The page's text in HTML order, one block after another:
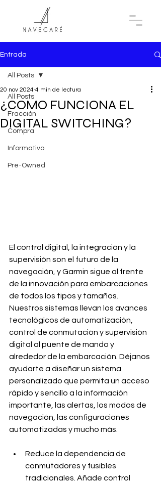
Entrada
All Posts
Fracción
Compra
Informativo
Pre-Owned
All Posts
¿COMO FUNCIONA EL
DIGITAL SWITCHING?
20 nov 2024 4 min de lectura
El control digital, la integración y la
supervisión son el futuro de la
navegación, y Garmin sigue al frente
de la innovación para embarcaciones
de todos los tipos y tamaños.
Nuestros sistemas llevan los avances
tecnológicos de automatización,
control de conmutación y supervisión
digital al puente de mando y
alrededor de la embarcación. Déjanos
ayudarte a diseñar un sistema
personalizado que permita un acceso
rápido y sencillo a la información
importante, las alertas, los modos de
navegación, las configuraciones
automatizadas y mucho más.
Reduce la dependencia de
conmutadores y fusibles
tradicionales. Añade control